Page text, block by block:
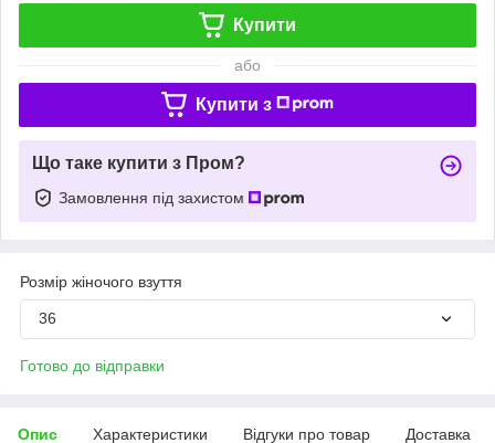
Купити
або
Купити з
Що таке купити з Пром?
Замовлення під захистом
Розмір жіночого взуття
36
Готово до відправки
Опис Характеристики Відгуки про товар Доставка